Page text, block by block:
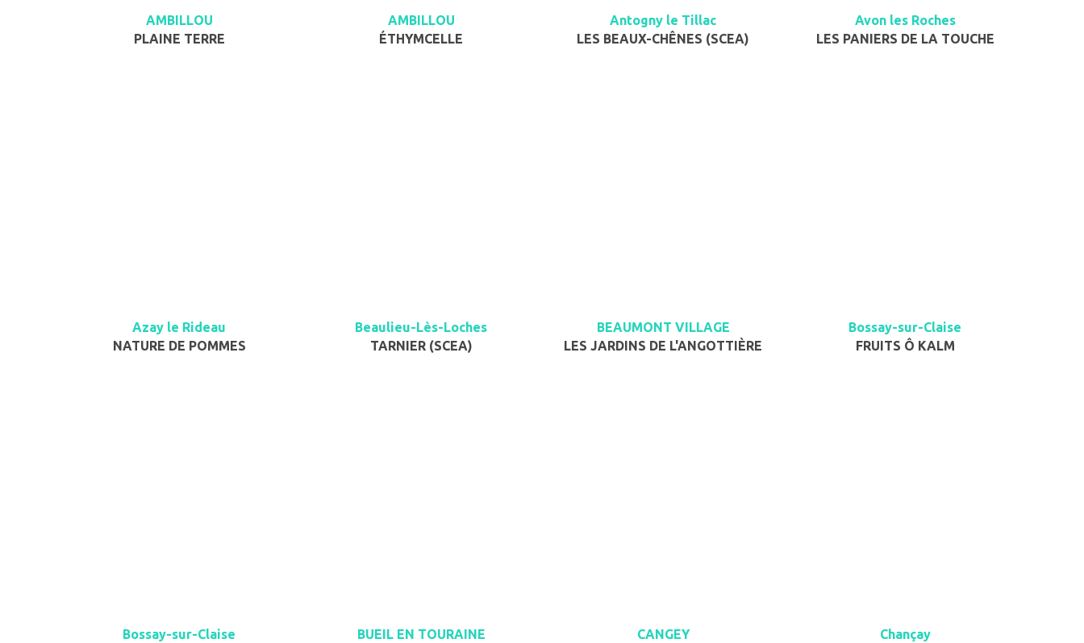
AMBILLOU
PLAINE TERRE
AMBILLOU
ÉTHYMCELLE
Antogny le Tillac
LES BEAUX-CHÊNES (SCEA)
Avon les Roches
LES PANIERS DE LA TOUCHE
Azay le Rideau
NATURE DE POMMES
Beaulieu-Lès-Loches
TARNIER (SCEA)
BEAUMONT VILLAGE
LES JARDINS DE L'ANGOTTIÈRE
Bossay-sur-Claise
FRUITS Ô KALM
Bossay-sur-Claise
BUEIL EN TOURAINE
CANGEY
Chançay